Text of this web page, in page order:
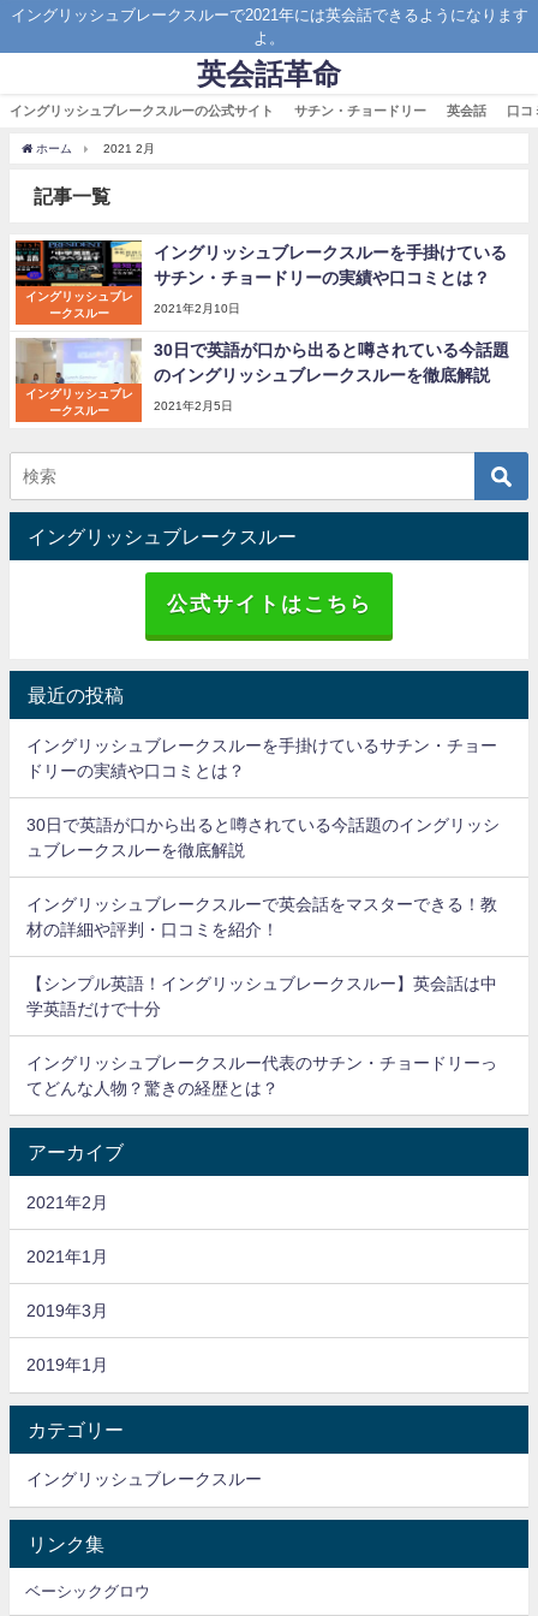
イングリッシュブレークスルーで2021年には英会話できるようになります
よ。
英会話革命
イングリッシュブレークスルーの公式サイト サチン・チョードリー 英会話 口コ
ホーム 2021 2月
記事一覧
イングリッシュブレ
ークスルー
イングリッシュブレークスルーを手掛けている
サチン・チョードリーの実績や口コミとは？
2021年2月10日
イングリッシュブレ
ークスルー
30日で英語が口から出ると噂されている今話題
のイングリッシュブレークスルーを徹底解説
2021年2月5日
イングリッシュブレークスルー
公式サイトはこちら
最近の投稿
イングリッシュブレークスルーを手掛けているサチン・チョー
ドリーの実績や口コミとは？
30日で英語が口から出ると噂されている今話題のイングリッシ
ュブレークスルーを徹底解説
イングリッシュブレークスルーで英会話をマスターできる！教
材の詳細や評判・口コミを紹介！
【シンプル英語！イングリッシュブレークスルー】英会話は中
学英語だけで十分
イングリッシュブレークスルー代表のサチン・チョードリーっ
てどんな人物？驚きの経歴とは？
アーカイブ
2021年2月
2021年1月
2019年3月
2019年1月
カテゴリー
イングリッシュブレークスルー
リンク集
ベーシックグロウ